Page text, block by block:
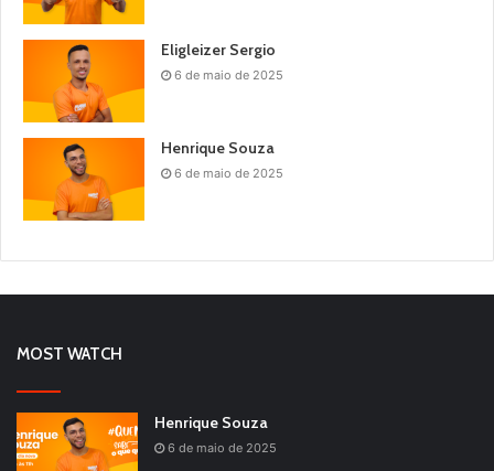
Eligleizer Sergio
6 de maio de 2025
Henrique Souza
6 de maio de 2025
MOST WATCH
Henrique Souza
6 de maio de 2025